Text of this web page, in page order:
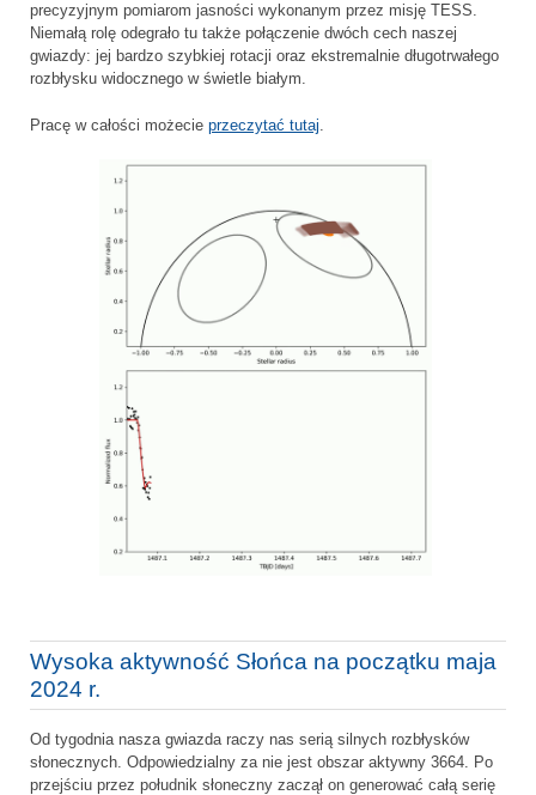
precyzyjnym pomiarom jasności wykonanym przez misję TESS.
Niemałą rolę odegrało tu także połączenie dwóch cech naszej
gwiazdy: jej bardzo szybkiej rotacji oraz ekstremalnie długotrwałego
rozbłysku widocznego w świetle białym.
Pracę w całości możecie przeczytać tutaj
Wysoka aktywność Słońca na początku maja
2024 r.
Od tygodnia nasza gwiazda raczy nas serią silnych rozbłysków
słonecznych. Odpowiedzialny za nie jest obszar aktywny 3664. Po
przejściu przez południk słoneczny zaczął on generować całą serię